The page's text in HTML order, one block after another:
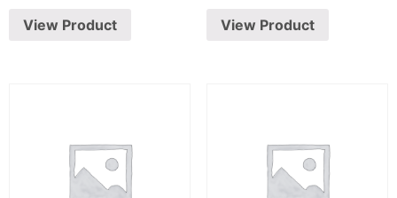
View Product View Product